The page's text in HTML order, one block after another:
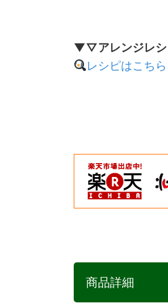
▼▽アレンジレ
レシピはこちら
商品詳細